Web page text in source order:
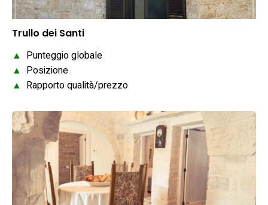
Trullo dei Santi
▲ Punteggio globale
▲ Posizione
▲ Rapporto qualità/prezzo